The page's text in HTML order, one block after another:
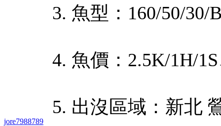
jore7988789
3. 魚型：160/50/30/
4. 魚價：2.5K/1H/
5. 出沒區域：新北